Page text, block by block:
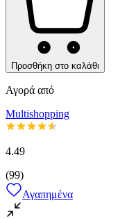
Προσθήκη στο καλάθι
Αγορά από
Multishopping
4.49
(99)
Αγαπημένα